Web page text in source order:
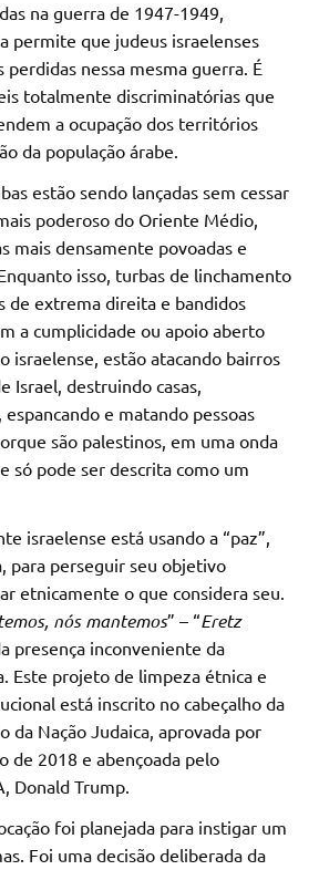
na guerra de 1947-1949,
permite que judeus israelenses
nessa mesma guerra. É
totalmente discriminatórias que
a ocupação dos territórios
da população árabe.
estão sendo lançadas sem cessar
poderoso do Oriente Médio,
mais densamente povoadas e
isso, turbas de linchamento
de extrema direita e bandidos
a cumplicidade ou apoio aberto
israelense, estão atacando bairros
Israel, destruindo casas,
e matando pessoas
são palestinos, em uma onda
só pode ser descrita como um
israelense está usando a “paz”,
para perseguir seu objetivo
etnicamente o que considera seu.
nós mantemos” – “Eretz
presença inconveniente da
Este projeto de limpeza étnica e
está inscrito no cabeçalho da
da Nação Judaica, aprovada por
de 2018 e abençoada pelo
Donald Trump.
foi planejada para instigar um
Foi uma decisão deliberada da